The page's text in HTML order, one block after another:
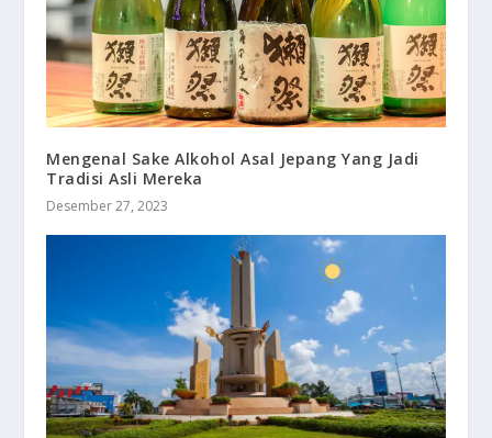
Mengenal Sake Alkohol Asal Jepang Yang Jadi
Tradisi Asli Mereka
Desember 27, 2023